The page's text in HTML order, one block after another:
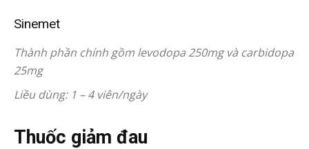
Sinemet
Thành phần chính gồm levodopa 250mg và carbidopa
25mg
Liều dùng: 1 – 4 viên/ngày
Thuốc giảm đau